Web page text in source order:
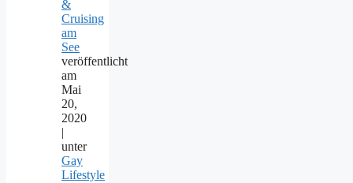
&
Cruising
am
See
veröffentlicht
am
Mai
20,
2020
|
unter
Gay
Lifestyle